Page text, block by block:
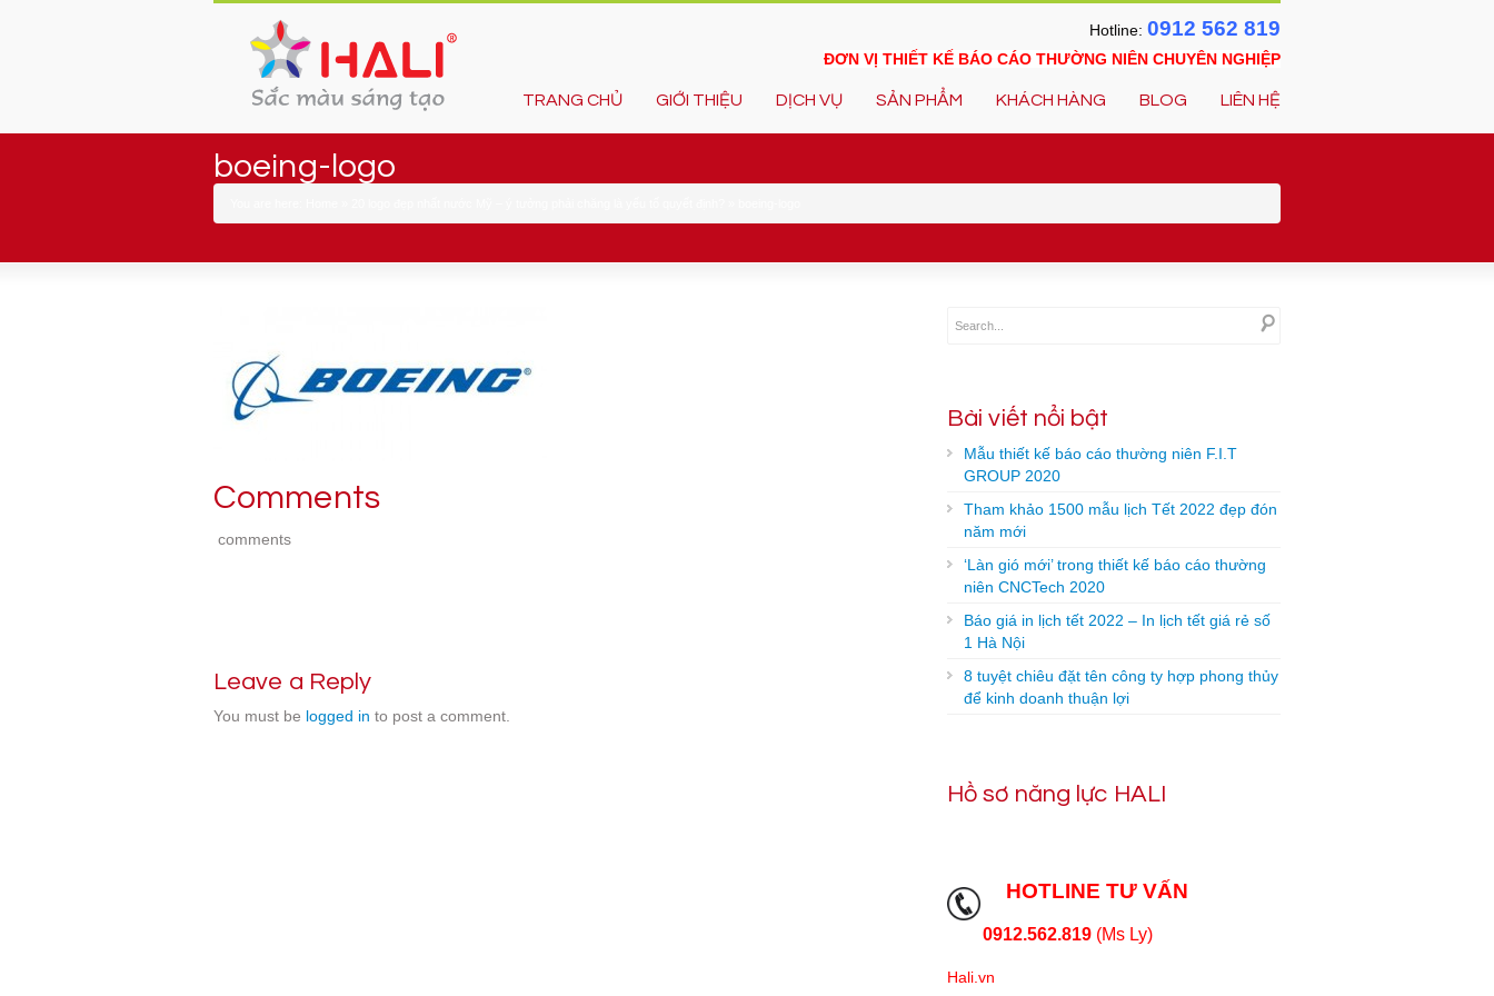
Hotline: 0912 562 819
ĐƠN VỊ THIẾT KẾ BÁO CÁO THƯỜNG NIÊN CHUYÊN NGHIỆP
TRANG CHỦ GIỚI THIỆU DỊCH VỤ SẢN PHẨM KHÁCH HÀNG BLOG LIÊN HỆ
boeing-logo
Comments
comments
Leave a Reply
You must be logged in to post a comment.
Bài viết nổi bật
Mẫu thiết kế báo cáo thường niên F.I.T
GROUP 2020
Tham khảo 1500 mẫu lịch Tết 2022 đẹp đón
năm mới
‘Làn gió mới’ trong thiết kế báo cáo thường
niên CNCTech 2020
Báo giá in lịch tết 2022 – In lịch tết giá rẻ số
1 Hà Nội
8 tuyệt chiêu đặt tên công ty hợp phong thủy
để kinh doanh thuận lợi
Hồ sơ năng lực HALI
HOTLINE TƯ VẤN
0912.562.819 (Ms Ly)
Hali.vn